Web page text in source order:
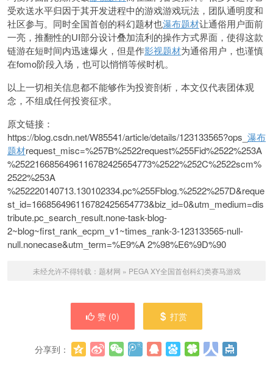
受欢送水平归因于其开发进程中的游戏游戏玩法，团队通明度和
社区参与。同时全国首创的科幻题材也瀑布题材让通俗用户面前
一亮，推翻性的UI部分设计叠加流利的操作方式界面，使得这款
链游在短时间内迅速爆火，但是作影视题材为通俗用户，也谨慎
在fomo阶段入场，也可以悄悄等候时机。
以上一切相关信息都不能够作为投资剖析，本文仅代表团体观
念，不组成任何投资征求。
原文链接：
https://blog.csdn.net/W85541/article/details/123133565?ops_ 瀑布
题材request_misc=%257B%2522request%255Fid%2522%253A
%2522166856496116782425654773%2522%252C%2522scm%
2522%253A
%252220140713.130102334.pc%255Fblog.%2522%257D&reque
st_id=166856496116782425654773&biz_id=0&utm_medium=dis
tribute.pc_search_result.none-task-blog-
2~blog~first_rank_ecpm_v1~times_rank-3-123133565-null-
null.nonecase&utm_term=%E9%A 2%98%E6%9D%90
未经允许不得转载： 题材网 » PEGA XY全国首创科幻类赛马游戏
赞 (0) 打赏
分享到：